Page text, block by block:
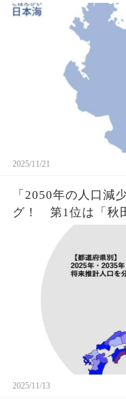
2025/11/21
「2050年の人口減
グ！ 第1位は「秋
2025/11/13